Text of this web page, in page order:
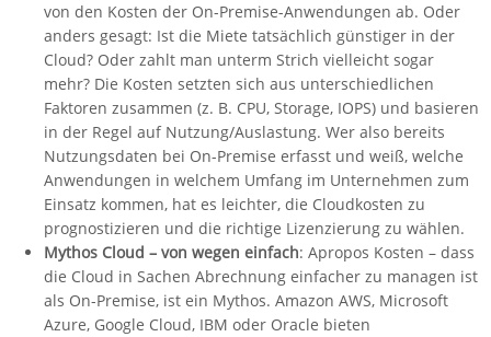
von den Kosten der On-Premise-Anwendungen ab. Oder
anders gesagt: Ist die Miete tatsächlich günstiger in der
Cloud? Oder zahlt man unterm Strich vielleicht sogar
mehr? Die Kosten setzten sich aus unterschiedlichen
Faktoren zusammen (z. B. CPU, Storage, IOPS) und basieren
in der Regel auf Nutzung/Auslastung. Wer also bereits
Nutzungsdaten bei On-Premise erfasst und weiß, welche
Anwendungen in welchem Umfang im Unternehmen zum
Einsatz kommen, hat es leichter, die Cloudkosten zu
prognostizieren und die richtige Lizenzierung zu wählen.
Mythos Cloud – von wegen einfach: Apropos Kosten – dass
die Cloud in Sachen Abrechnung einfacher zu managen ist
als On-Premise, ist ein Mythos. Amazon AWS, Microsoft
Azure, Google Cloud, IBM oder Oracle bieten